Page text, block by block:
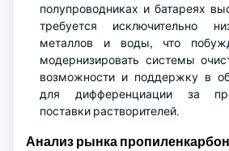
полупроводниках и батареях
требуется исключительно
металлов и воды, что
модернизировать системы
возможности и поддержку в
для дифференциации за
поставки растворителей.
Анализ рынка